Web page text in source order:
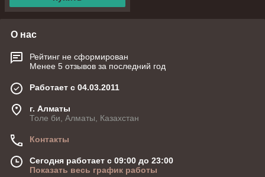
О нас
Рейтинг не сформирован
Менее 5 отзывов за последний год
Работает с 04.03.2011
г. Алматы
Толе би, Алматы, Казахстан
Контакты
Сегодня работает с 09:00 до 23:00
Показать весь график работы